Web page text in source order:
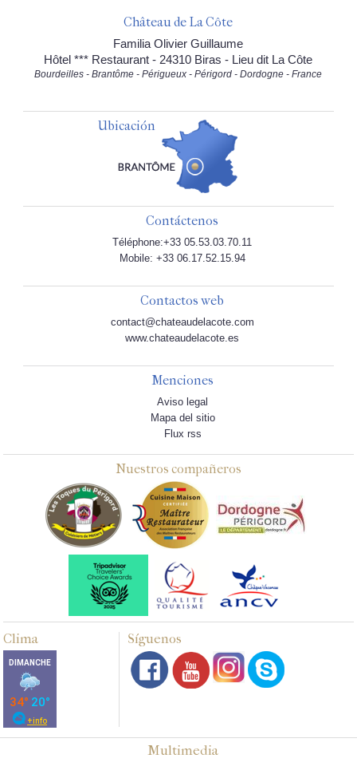
Château de La Côte
Familia Olivier Guillaume
Hôtel *** Restaurant - 24310 Biras - Lieu dit La Côte
Bourdeilles - Brantôme - Périgueux - Périgord - Dordogne - France
Ubicación
Contáctenos
Téléphone:+33 05.53.03.70.11
Mobile: +33 06.17.52.15.94
Contactos web
contact@chateaudelacote.com
www.chateaudelacote.es
Menciones
Aviso legal
Mapa del sitio
Flux rss
Nuestros compañeros
Clima Síguenos
Multimedia